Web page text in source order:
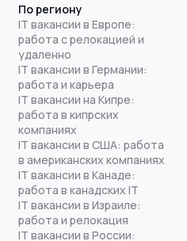
По региону
IT вакансии в Европе:
работа с релокацией и
удаленно
IT вакансии в Германии:
работа и карьера
IT вакансии на Кипре:
работа в кипрских
компаниях
IT вакансии в США: работа
в американских компаниях
IT вакансии в Канаде:
работа в канадских IT
IT вакансии в Израиле:
работа и релокация
IT вакансии в России: